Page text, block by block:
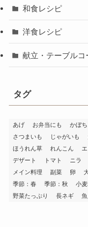
和食レシピ
洋食レシピ
献立・テーブルコ
タグ
あげ お弁当にも かぼ
さつまいも
じゃがいも
ほうれん草
れんこん
デザート
トマト ニラ
メイン料理
副菜 卵
季節：春
季節：秋 小
野菜たっぷり
長ネギ 魚